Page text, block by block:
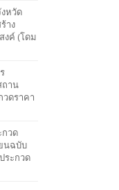
หวัด
าง
งค์ (โดม
ถาน
ดราคา
กวด
นฉบับ
ระกวด